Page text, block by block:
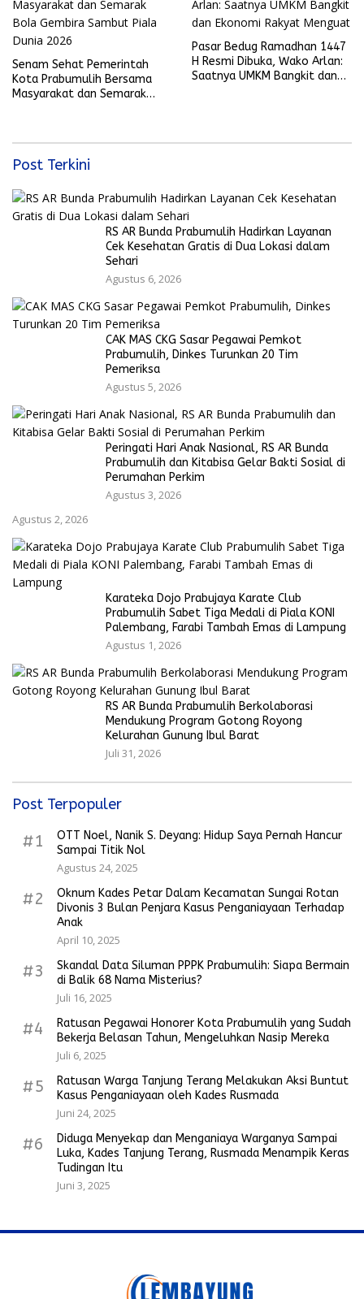
Senam Sehat Pemerintah
Kota Prabumulih Bersama
Masyarakat dan Semarak
Pasar Bedug Ramadhan 1447
H Resmi Dibuka, Wako Arlan:
Saatnya UMKM Bangkit dan
Post Terkini
RS AR Bunda Prabumulih Hadirkan Layanan
Cek Kesehatan Gratis di Dua Lokasi dalam
Sehari
Agustus 6, 2026
CAK MAS CKG Sasar Pegawai Pemkot
Prabumulih, Dinkes Turunkan 20 Tim
Pemeriksa
Agustus 5, 2026
Peringati Hari Anak Nasional, RS AR Bunda
Prabumulih dan Kitabisa Gelar Bakti Sosial di
Perumahan Perkim
Agustus 3, 2026
Agustus 2, 2026
Karateka Dojo Prabujaya Karate Club
Prabumulih Sabet Tiga Medali di Piala KONI
Palembang, Farabi Tambah Emas di Lampung
Agustus 1, 2026
RS AR Bunda Prabumulih Berkolaborasi
Mendukung Program Gotong Royong
Kelurahan Gunung Ibul Barat
Juli 31, 2026
Post Terpopuler
#1
OTT Noel, Nanik S. Deyang: Hidup Saya Pernah Hancur
Sampai Titik Nol
Agustus 24, 2025
#2
Oknum Kades Petar Dalam Kecamatan Sungai Rotan
Divonis 3 Bulan Penjara Kasus Penganiayaan Terhadap
Anak
April 10, 2025
#3
Skandal Data Siluman PPPK Prabumulih: Siapa Bermain
di Balik 68 Nama Misterius?
Juli 16, 2025
#4
Ratusan Pegawai Honorer Kota Prabumulih yang Sudah
Bekerja Belasan Tahun, Mengeluhkan Nasip Mereka
Juli 6, 2025
#5
Ratusan Warga Tanjung Terang Melakukan Aksi Buntut
Kasus Penganiayaan oleh Kades Rusmada
Juni 24, 2025
#6
Diduga Menyekap dan Menganiaya Warganya Sampai
Luka, Kades Tanjung Terang, Rusmada Menampik Keras
Tudingan Itu
Juni 3, 2025